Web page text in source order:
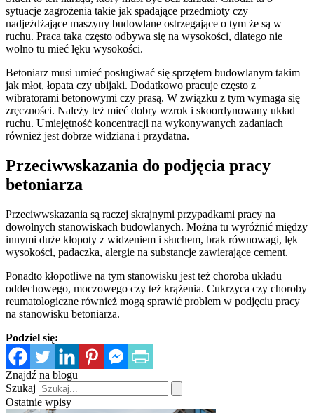
sytuacje zagrożenia takie jak spadające przedmioty czy
nadjeżdżające maszyny budowlane ostrzegające o tym że są w
ruchu. Praca taka często odbywa się na wysokości, dlatego nie
wolno tu mieć lęku wysokości.
Betoniarz musi umieć posługiwać się sprzętem budowlanym takim
jak młot, łopata czy ubijaki. Dodatkowo pracuje często z
wibratorami betonowymi czy prasą. W związku z tym wymaga się
zręczności. Należy też mieć dobry wzrok i skoordynowany układ
ruchu. Umiejętność koncentracji na wykonywanych zadaniach
również jest dobrze widziana i przydatna.
Przeciwwskazania do podjęcia pracy
betoniarza
Przeciwwskazania są raczej skrajnymi przypadkami pracy na
dowolnych stanowiskach budowlanych. Można tu wyróżnić między
innymi duże kłopoty z widzeniem i słuchem, brak równowagi, lęk
wysokości, padaczka, alergie na substancje zawierające cement.
Ponadto kłopotliwe na tym stanowisku jest też choroba układu
oddechowego, moczowego czy też krążenia. Cukrzyca czy choroby
reumatologiczne również mogą sprawić problem w podjęciu pracy
na stanowisku betoniarza.
Podziel się:
Znajdź na blogu
Szukaj
Ostatnie wpisy